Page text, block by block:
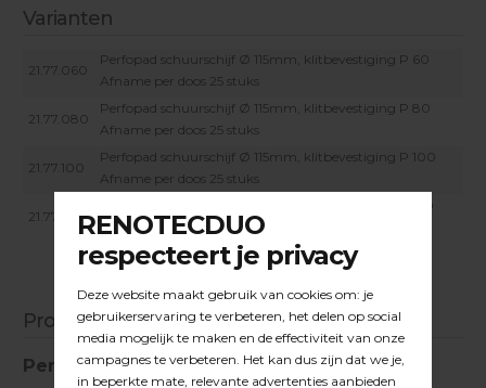
Varianten
21.77.060
Perfopad schuurschijf Ø 115mm, klitbevestiging P 60
Afname per doos 25 stuks
21.77.080
Perfopad schuurschijf Ø 115mm, klitbevestiging P 80
Afname per doos 25 stuks
21.77.100
Perfopad schuurschijf Ø 115mm, klitbevestiging P 100
Afname per doos 25 stuks
21.77.120
Perfopad schuurschijf Ø 115mm, klitbevestiging P 120
Afname per doos 25 stuks
Productinformatie
Perfopad schuurschijven Ø115